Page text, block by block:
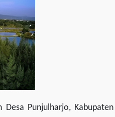
Punjulharjo,